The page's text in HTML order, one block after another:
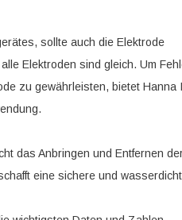
sollte auch die Elektrode
Elektroden sind gleich. Um
zu gewährleisten, bietet Hanna
das Anbringen und Entfernen
eine sichere und